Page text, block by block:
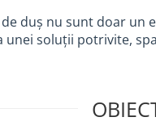
de duș nu sunt doar un
unei soluții potrivite,